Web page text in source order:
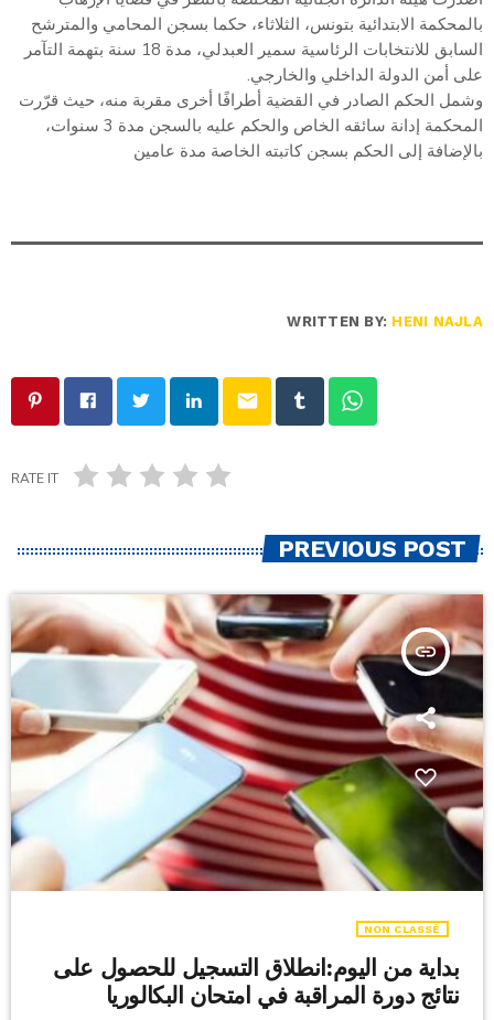
بالمحكمة الابتدائية بتونس، الثلاثاء، حكما بسجن المحامي والمترشح
السابق للانتخابات الرئاسية سمير العبدلي، مدة 18 سنة بتهمة التآمر
على أمن الدولة الداخلي والخارجي.
وشمل الحكم الصادر في القضية أطرافًا أخرى مقربة منه، حيث قرّرت
المحكمة إدانة سائقه الخاص والحكم عليه بالسجن مدة 3 سنوات،
بالإضافة إلى الحكم بسجن كاتبته الخاصة مدة عامين
WRITTEN BY: HENI NAJLA
email
RATE IT
PREVIOUS POST
insert_link
NON CLASSÉ
بداية من اليوم:انطلاق التسجيل للحصول على
نتائج دورة المراقبة في امتحان البكالوريا